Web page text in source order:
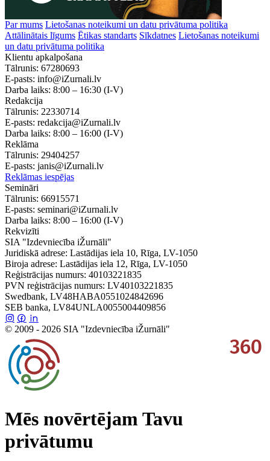
Par mums Lietošanas noteikumi un datu privātuma politika
Attālinātais līgums Ētikas standarts Sīkdatnes Lietošanas noteikumi
un datu privātuma politika
Klientu apkalpošana
Tālrunis: 67280693
E-pasts: info@iZurnali.lv
Darba laiks: 8:00 – 16:30 (I-V)
Redakcija
Tālrunis: 22330714
E-pasts: redakcija@iZurnali.lv
Darba laiks: 8:00 – 16:00 (I-V)
Reklāma
Tālrunis: 29404257
E-pasts: janis@iZurnali.lv
Reklāmas iespējas
Semināri
Tālrunis: 66915571
E-pasts: seminari@iZurnali.lv
Darba laiks: 8:00 – 16:00 (I-V)
Rekvizīti
SIA "Izdevniecība iŽurnāli"
Juridiskā adrese: Lastādijas iela 10, Rīga, LV-1050
Biroja adrese: Lastādijas iela 12, Rīga, LV-1050
Reģistrācijas numurs: 40103221835
PVN reģistrācijas numurs: LV40103221835
Swedbank, LV48HABA0551024842696
SEB banka, LV84UNLA0055004409856
© 2009 - 2026 SIA "Izdevniecība iŽurnāli"
Mēs novērtējam Tavu
privātumu